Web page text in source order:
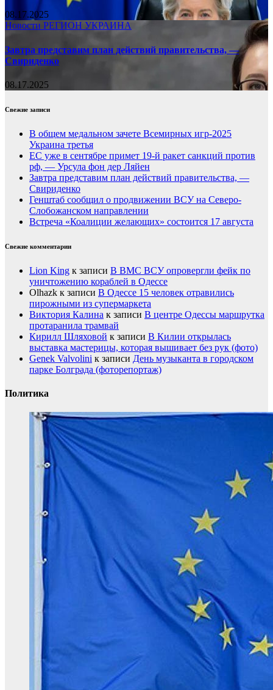
08.17.2025
Новости РЕГИОН УКРАИНА
Завтра представим план действий правительства, —
Свириденко
08.17.2025
Свежие записи
В общем медальном зачете Всемирных игр-2025
Украина третья
ЕС уже в сентябре примет 19-й ракет санкций против
рф, — Урсула фон дер Ляйен
Завтра представим план действий правительства, —
Свириденко
Генштаб сообщил о продвижении ВСУ на Северо-
Слобожанском направлении
Встреча «Коалиции желающих» состоится 17 августа
Свежие комментарии
Lion King к записи В ВМС ВСУ опровергли фейк по
уничтожению кораблей в Одессе
Olhazk к записи В Одессе 15 человек отравились
пирожными из супермаркета
Виктория Калина к записи В центре Одессы маршрутка
протаранила трамвай
Кирилл Шляховой к записи В Килии открылась
выставка мастерицы, которая вышивает без рук (фото)
Genek Valvolini к записи День музыканта в городском
парке Болграда (фоторепортаж)
Политика